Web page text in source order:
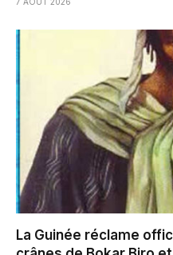
La Guinée réclame